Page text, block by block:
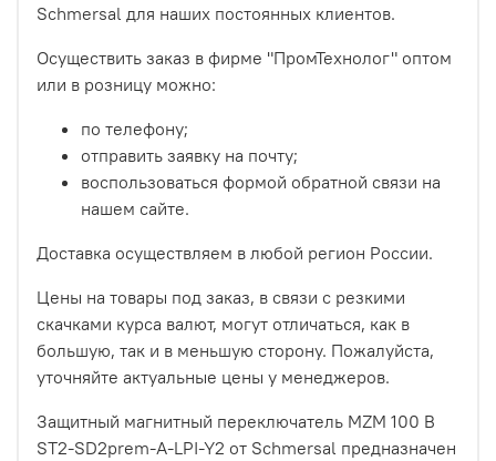
Schmersal для наших постоянных клиентов.
Осуществить заказ в фирме "ПромТехнолог" оптом
или в розницу можно:
по телефону;
отправить заявку на почту;
воспользоваться формой обратной связи на
нашем сайте.
Доставка осуществляем в любой регион России.
Цены на товары под заказ, в связи с резкими
скачками курса валют, могут отличаться, как в
большую, так и в меньшую сторону. Пожалуйста,
уточняйте актуальные цены у менеджеров.
Защитный магнитный переключатель MZM 100 B
ST2-SD2prem-A-LPI-Y2 от Schmersal предназначен